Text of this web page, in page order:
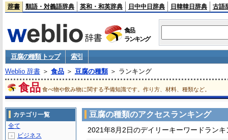
辞書 類語・対義語辞典 英和・和英辞典 日中中日辞典 日韓韓日辞典 古語
食品
ランキング
豆腐の種類 トップ
索引
Weblio 辞書＞ 食品＞ 豆腐の種類＞ ランキング
食品 食べ物や飲み物に関する予備知識です。作り方、材料、種類など。
豆腐の種類のアクセスランキング
2021年8月2日のデイリーキーワードランキ
カテゴリ一覧
全て
＋ ビジネス